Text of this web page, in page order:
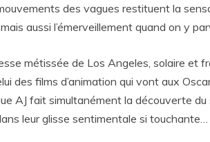
des vagues restituent la
aussi l’émerveillement quand on y
métissée de Los Angeles, solaire et
des films d’animation qui vont aux
AJ fait simultanément la découverte
leur glisse sentimentale si touchante…